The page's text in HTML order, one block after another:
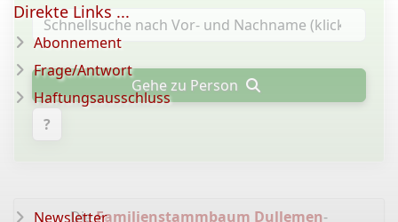
Gehe zu Person
?
DieFamilienstammbaum Dullemen-
Direkte Links ...
Abonnement
Frage/Antwort
Haftungsausschluss
Newsletter